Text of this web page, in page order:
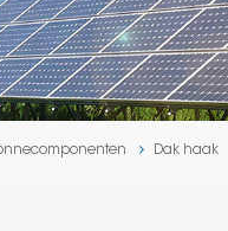
Dak haak